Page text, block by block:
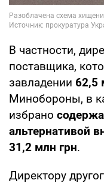
В частности,
поставщика,
завладении 62,5
Минобороны, в
избрано
альтернативой
31,2 млн грн.
Директору